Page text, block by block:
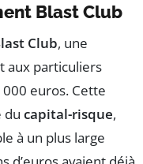
Blast Club
Club, une
aux particuliers
000 euros. Cette
du capital-risque,
à un plus large